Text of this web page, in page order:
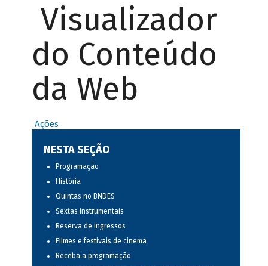
Visualizador
do Conteúdo
da Web
Ações
NESTA SEÇÃO
Programação
História
Quintas no BNDES
Sextas instrumentais
Reserva de ingressos
Filmes e festivais de cinema
Receba a programação